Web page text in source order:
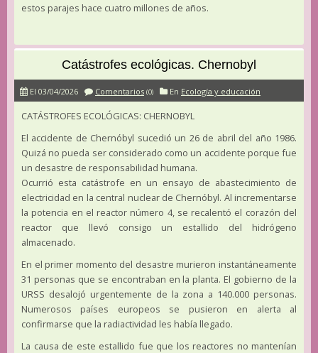
estos parajes hace cuatro millones de años.
Catástrofes ecológicas. Chernobyl
El 03/04/2026 Comentarios (0) En Ecología y educación
CATÁSTROFES ECOLÓGICAS: CHERNOBYL
El accidente de Chernóbyl sucedió un 26 de abril del año 1986.
Quizá no pueda ser considerado como un accidente porque fue
un desastre de responsabilidad humana.
Ocurrió esta catástrofe en un ensayo de abastecimiento de
electricidad en la central nuclear de Chernóbyl. Al incrementarse
la potencia en el reactor número 4, se recalentó el corazón del
reactor que llevó consigo un estallido del hidrógeno
almacenado.
En el primer momento del desastre murieron instantáneamente
31 personas que se encontraban en la planta. El gobierno de la
URSS desalojó urgentemente de la zona a 140.000 personas.
Numerosos países europeos se pusieron en alerta al
confirmarse que la radiactividad les había llegado.
La causa de este estallido fue que los reactores no mantenían